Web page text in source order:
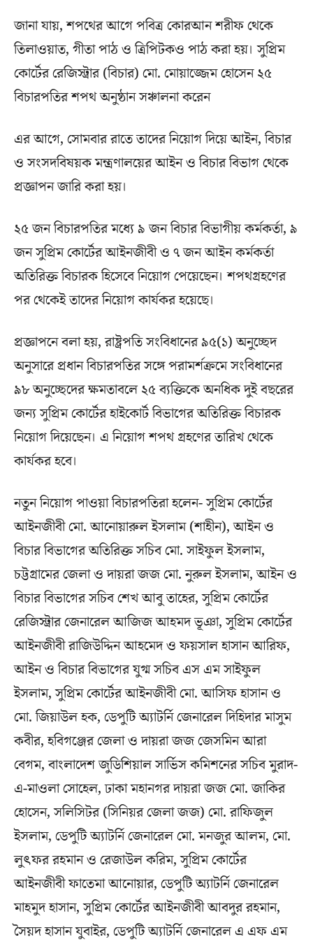
জানা যায়, শপথের আগে পবিত্র কোরআন শরীফ থেকে
তিলাওয়াত, গীতা পাঠ ও ত্রিপিটকও পাঠ করা হয়। সুপ্রিম
কোর্টের রেজিস্ট্রার (বিচার) মো. মোয়াজ্জেম হোসেন ২৫
বিচারপতির শপথ অনুষ্ঠান সঞ্চালনা করেন
এর আগে, সোমবার রাতে তাদের নিয়োগ দিয়ে আইন, বিচার
ও সংসদবিষয়ক মন্ত্রণালয়ের আইন ও বিচার বিভাগ থেকে
প্রজ্ঞাপন জারি করা হয়।
২৫ জন বিচারপতির মধ্যে ৯ জন বিচার বিভাগীয় কর্মকর্তা, ৯
জন সুপ্রিম কোর্টের আইনজীবী ও ৭ জন আইন কর্মকর্তা
অতিরিক্ত বিচারক হিসেবে নিয়োগ পেয়েছেন। শপথগ্রহণের
পর থেকেই তাদের নিয়োগ কার্যকর হয়েছে।
প্রজ্ঞাপনে বলা হয়, রাষ্ট্রপতি সংবিধানের ৯৫(১) অনুচ্ছেদ
অনুসারে প্রধান বিচারপতির সঙ্গে পরামর্শক্রমে সংবিধানের
৯৮ অনুচ্ছেদের ক্ষমতাবলে ২৫ ব্যক্তিকে অনধিক দুই বছরের
জন্য সুপ্রিম কোর্টের হাইকোর্ট বিভাগের অতিরিক্ত বিচারক
নিয়োগ দিয়েছেন। এ নিয়োগ শপথ গ্রহণের তারিখ থেকে
কার্যকর হবে।
নতুন নিয়োগ পাওয়া বিচারপতিরা হলেন- সুপ্রিম কোর্টের
আইনজীবী মো. আনোয়ারুল ইসলাম (শাহীন), আইন ও
বিচার বিভাগের অতিরিক্ত সচিব মো. সাইফুল ইসলাম,
চট্টগ্রামের জেলা ও দায়রা জজ মো. নুরুল ইসলাম, আইন ও
বিচার বিভাগের সচিব শেখ আবু তাহের, সুপ্রিম কোর্টের
রেজিস্ট্রার জেনারেল আজিজ আহমদ ভূঞা, সুপ্রিম কোর্টের
আইনজীবী রাজিউদ্দিন আহমেদ ও ফয়সাল হাসান আরিফ,
আইন ও বিচার বিভাগের যুগ্ম সচিব এস এম সাইফুল
ইসলাম, সুপ্রিম কোর্টের আইনজীবী মো. আসিফ হাসান ও
মো. জিয়াউল হক, ডেপুটি অ্যাটর্নি জেনারেল দিহিদার মাসুম
কবীর, হবিগঞ্জের জেলা ও দায়রা জজ জেসমিন আরা
বেগম, বাংলাদেশ জুডিশিয়াল সার্ভিস কমিশনের সচিব মুরাদ-
এ-মাওলা সোহেল, ঢাকা মহানগর দায়রা জজ মো. জাকির
হোসেন, সলিসিটর (সিনিয়র জেলা জজ) মো. রাফিজুল
ইসলাম, ডেপুটি অ্যাটর্নি জেনারেল মো. মনজুর আলম, মো.
লুৎফর রহমান ও রেজাউল করিম, সুপ্রিম কোর্টের
আইনজীবী ফাতেমা আনোয়ার, ডেপুটি অ্যাটর্নি জেনারেল
মাহমুদ হাসান, সুপ্রিম কোর্টের আইনজীবী আবদুর রহমান,
সৈয়দ হাসান যুবাইর, ডেপুটি অ্যাটর্নি জেনারেল এ এফ এম